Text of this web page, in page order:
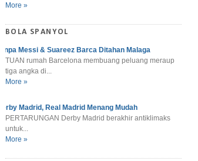
More »
BOLA SPANYOL
Tanpa Messi & Suareez Barca Ditahan Malaga
TUAN rumah Barcelona membuang peluang meraup
tiga angka di...
More »
Derby Madrid, Real Madrid Menang Mudah
PERTARUNGAN Derby Madrid berakhir antiklimaks
untuk...
More »